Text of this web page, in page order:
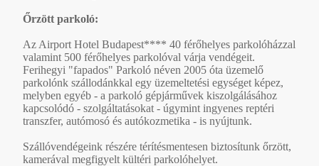
Őrzött parkoló:
Az Airport Hotel Budapest**** 40 férőhelyes parkolóházzal
valamint 500 férőhelyes parkolóval várja vendégeit.
Ferihegyi "fapados" Parkoló néven 2005 óta üzemelő
parkolónk szállodánkkal egy üzemeltetési egységet képez,
melyben egyéb - a parkoló gépjárművek kiszolgálásához
kapcsolódó - szolgáltatásokat - úgymint ingyenes reptéri
transzfer, autómosó és autókozmetika - is nyújtunk.
Szállóvendégeink részére térítésmentesen biztosítunk őrzött,
kamerával megfigyelt kültéri parkolóhelyet.